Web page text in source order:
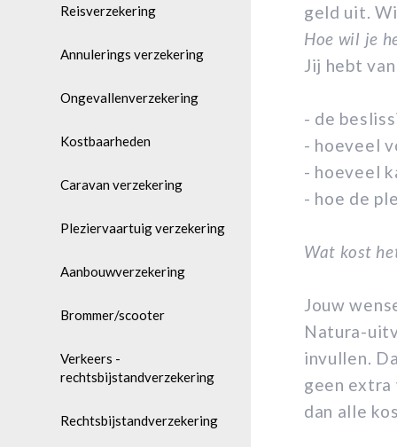
Reisverzekering
Annulerings verzekering
Ongevallenverzekering
Kostbaarheden
Caravan verzekering
Pleziervaartuig verzekering
Aanbouwverzekering
Brommer/scooter
Verkeers -
rechtsbijstandverzekering
Rechtsbijstandverzekering
geld uit.
Hoe wil je
Jij hebt
- de
- hoeveel
- hoeveel
- hoe de
Wat kost
Jouw
Natura-
invullen.
geen extra
dan alle